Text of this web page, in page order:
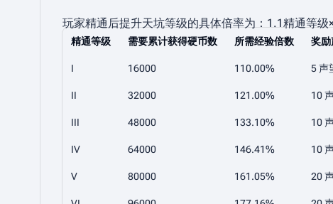
玩家精通后提升天坑等级的具体倍率为： 1 .1精通等级×
精通等级 需要累计获得硬币数 所需经验倍数 奖励
I 16000 110.00% 5 声
II 32000 121.00% 10
III 48000 133.10% 10
IV 64000 146.41% 10
V 80000 161.05% 20